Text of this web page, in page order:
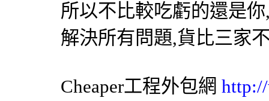
所以不比較吃虧的還是
解決所有問題,貨比三家
Cheaper工程外包網